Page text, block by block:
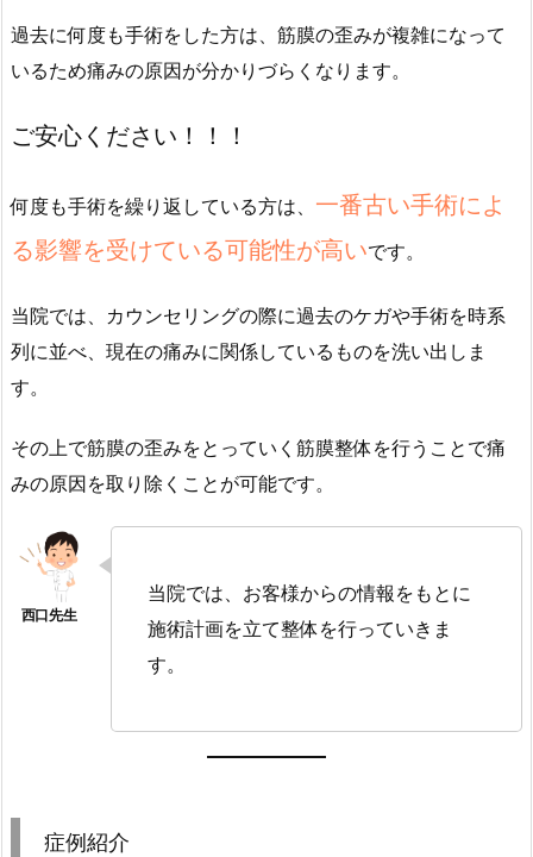
過去に何度も手術をした方は、筋膜の歪みが複雑になって
いるため痛みの原因が分かりづらくなります。
ご安心ください！！！
何度も手術を繰り返している方は、 一番古い手術によ
る影響を受けている可能性が高いです。
当院では、カウンセリングの際に過去のケガや手術を時系
列に並べ、現在の痛みに関係しているものを洗い出しま
す。
その上で筋膜の歪みをとっていく筋膜整体を行うことで痛
みの原因を取り除くことが可能です。
当院では、お客様からの情報をもとに
施術計画を立て整体を行っていきま
す。
症例紹介